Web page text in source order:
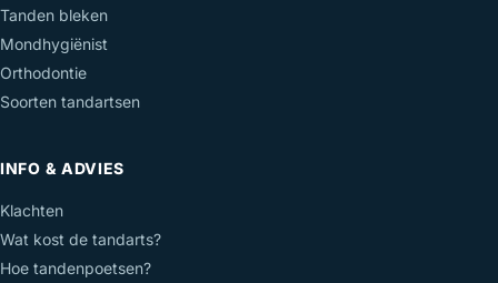
Tanden bleken
Mondhygiënist
Orthodontie
Soorten tandartsen
INFO & ADVIES
Klachten
Wat kost de tandarts?
Hoe tandenpoetsen?